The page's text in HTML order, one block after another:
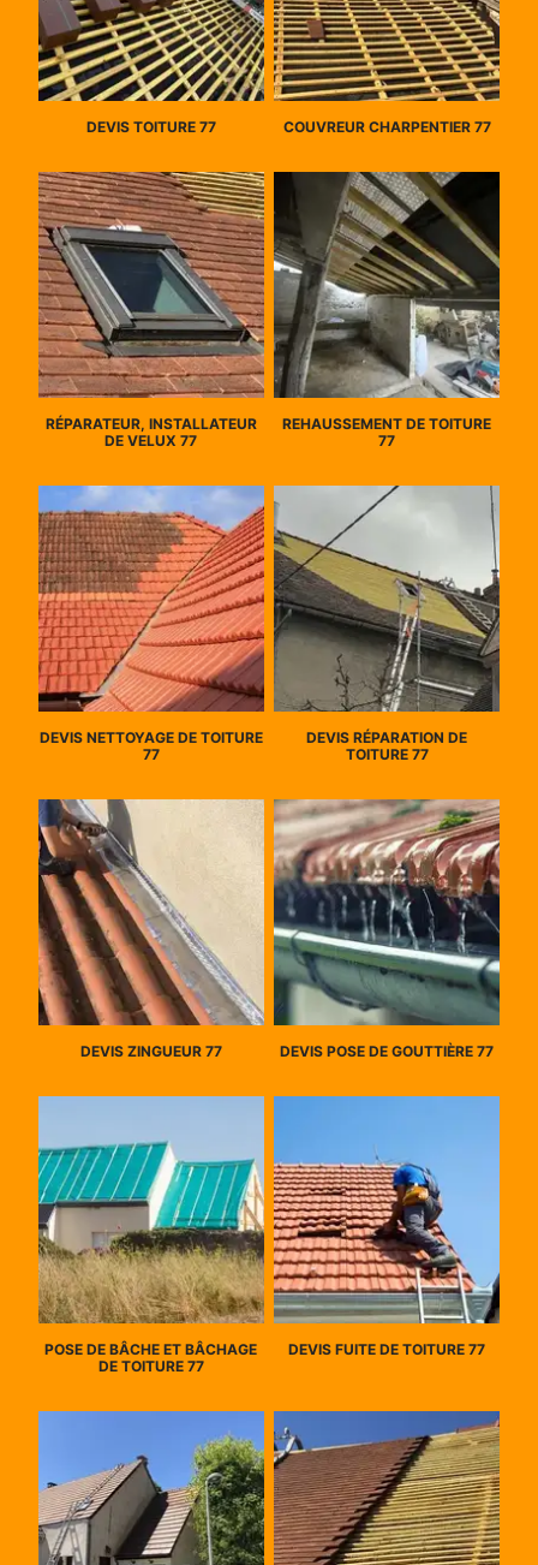
DEVIS TOITURE 77 COUVREUR CHARPENTIER 77
RÉPARATEUR, INSTALLATEUR
DE VELUX 77
REHAUSSEMENT DE TOITURE
77
DEVIS NETTOYAGE DE TOITURE
77
DEVIS RÉPARATION DE
TOITURE 77
DEVIS ZINGUEUR 77 DEVIS POSE DE GOUTTIÈRE 77
POSE DE BÂCHE ET BÂCHAGE
DE TOITURE 77
DEVIS FUITE DE TOITURE 77